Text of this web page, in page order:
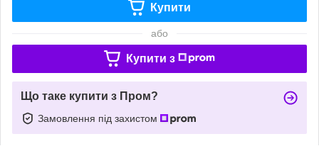
Купити
або
Купити з
Що таке купити з Пром?
Замовлення під захистом